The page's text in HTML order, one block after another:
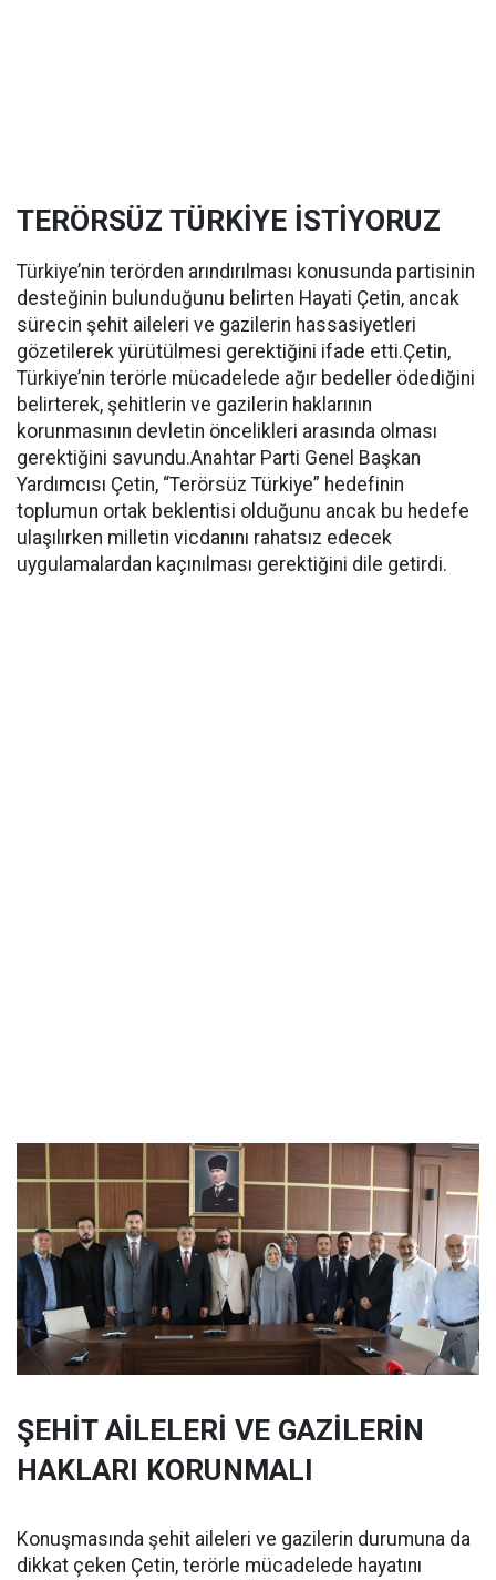
TERÖRSÜZ TÜRKİYE İSTİYORUZ
Türkiye’nin terörden arındırılması konusunda partisinin
desteğinin bulunduğunu belirten Hayati Çetin, ancak
sürecin şehit aileleri ve gazilerin hassasiyetleri
gözetilerek yürütülmesi gerektiğini ifade etti.Çetin,
Türkiye’nin terörle mücadelede ağır bedeller ödediğini
belirterek, şehitlerin ve gazilerin haklarının
korunmasının devletin öncelikleri arasında olması
gerektiğini savundu.Anahtar Parti Genel Başkan
Yardımcısı Çetin, “Terörsüz Türkiye” hedefinin
toplumun ortak beklentisi olduğunu ancak bu hedefe
ulaşılırken milletin vicdanını rahatsız edecek
uygulamalardan kaçınılması gerektiğini dile getirdi.
ŞEHİT AİLELERİ VE GAZİLERİN
HAKLARI KORUNMALI
Konuşmasında şehit aileleri ve gazilerin durumuna da
dikkat çeken Çetin, terörle mücadelede hayatını